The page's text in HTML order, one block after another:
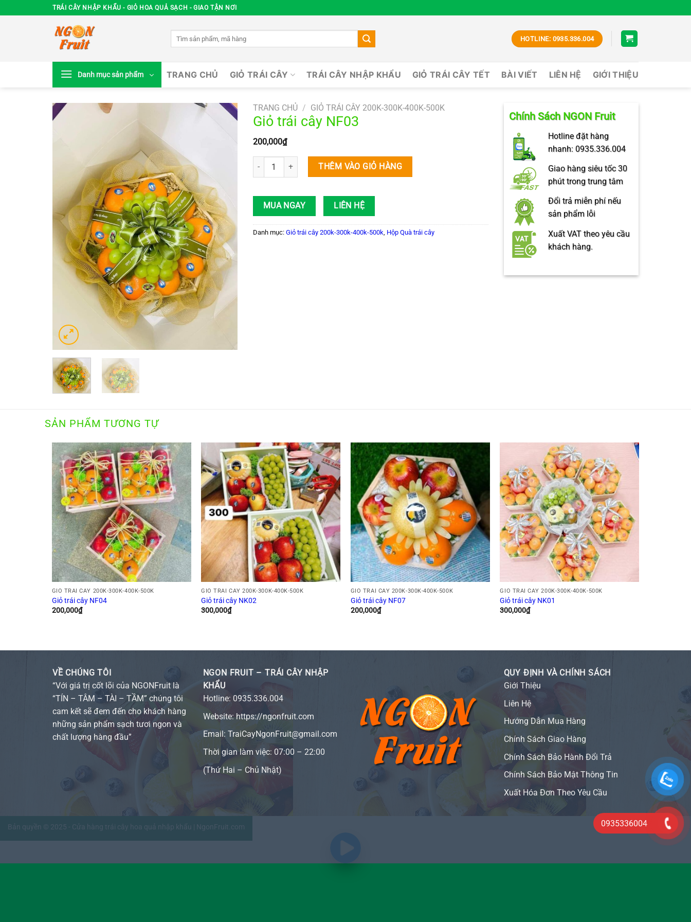
đến
TRÁI CÂY NHẬP KHẨU - GIỎ HOA QUẢ SẠCH - GIAO TẬN NƠI
HOTLINE: 0935.336.004
Danh mục sản phẩm TRANG CHỦ GIỎ TRÁI CÂY TRÁI CÂY NHẬP KHẨU GIỎ TRÁI CÂY TẾT BÀI VIẾT LIÊN HỆ GIỚI THIỆU
TRANG CHỦ / GIỎ TRÁI CÂY 200K-300K-400K-500K
Giỏ trái cây NF03
200,000₫
Giỏ trái cây NF03 số lượngTHÊM VÀO GIỎ HÀNG
MUA NGAY LIÊN HỆ
Danh mục: Giỏ trái cây 200k-300k-400k-500k Hộp Quà trái cây
Chính Sách NGON Fruit
Hotline đặt hàng
nhanh: 0935.336.004
Giao hàng siêu tốc 30
phút trong trung tâm
Đổi trả miễn phí nếu
sản phẩm lỗi
Xuất VAT theo yêu cầu
khách hàng.
SẢN PHẨM TƯƠNG TỰ
GIỎ TRÁI CÂY 200K-300K-400K-500K
Giỏ trái cây NF04
200,000₫
GIỎ TRÁI CÂY 200K-300K-400K-500K
Giỏ trái cây NK02
300,000₫
GIỎ TRÁI CÂY 200K-300K-400K-500K
Giỏ trái cây NF07
200,000₫
GIỎ TRÁI CÂY 200K-300K-400K-500K
Giỏ trái cây NK01
300,000₫
VỀ CHÚNG TÔI
“Với giá trị cốt lõi của NGONFruit là
“TÍN – TÂM – TÀI – TẦM” chúng tôi
cam kết sẽ đem đến cho khách hàng
những sản phẩm sạch tươi ngon và
chất lượng hàng đầu”
NGON FRUIT – TRÁI CÂY NHẬP
KHẨU
Hotline: 0935.336.004
Website: https://ngonfruit.com
Email: TraiCayNgonFruit@gmail.com
Thời gian làm việc: 07:00 – 22:00
(Thứ Hai – Chủ Nhật)
QUY ĐỊNH VÀ CHÍNH SÁCH
Giới Thiệu
Liên Hệ
Hướng Dẫn Mua Hàng
Chính Sách Giao Hàng
Chính Sách Bảo Hành Đổi Trả
Chính Sách Bảo Mật Thông Tin
Xuất Hóa Đơn Theo Yêu Cầu
Bản quyền © 2025 - Cửa hàng trái cây hoa quả nhập khẩu | NgonFruit.com 0935336004